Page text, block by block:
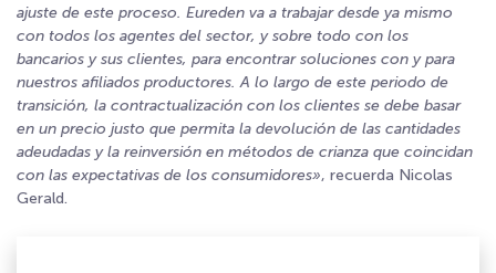
ajuste de este proceso. Eureden va a trabajar desde ya mismo
con todos los agentes del sector, y sobre todo con los
bancarios y sus clientes, para encontrar soluciones con y para
nuestros afiliados productores. A lo largo de este periodo de
transición, la contractualización con los clientes se debe basar
en un precio justo que permita la devolución de las cantidades
adeudadas y la reinversión en métodos de crianza que coincidan
con las expectativas de los consumidores», recuerda Nicolas
Gerald.